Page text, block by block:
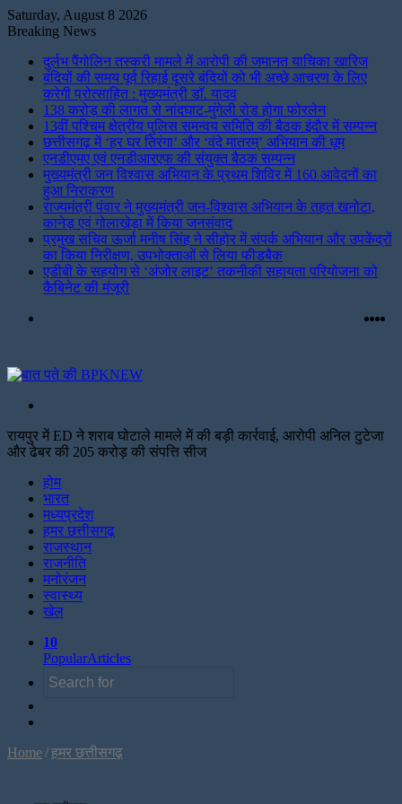
Saturday, August 8 2026
Breaking News
दुर्लभ पैंगोलिन तस्करी मामले में आरोपी की जमानत याचिका खारिज
बंदियों की समय पूर्व रिहाई दूसरे बंदियों को भी अच्छे आचरण के लिए
करेगी प्रोत्साहित : मुख्यमंत्री डॉ. यादव
138 करोड़ की लागत से नांदघाट-मुंगेली रोड होगा फोरलेन
13वीं पश्चिम क्षेत्रीय पुलिस समन्वय समिति की बैठक इंदौर में सम्पन्न
छत्तीसगढ़ में ‘हर घर तिरंगा’ और ‘वंदे मातरम्’ अभियान की धूम
एनडीएमए एवं एनडीआरएफ की संयुक्त बैठक सम्पन्न
मुख्यमंत्री जन विश्वास अभियान के प्रथम शिविर में 160 आवेदनों का
हुआ निराकरण
राज्यमंत्री पंवार ने मुख्यमंत्री जन-विश्वास अभियान के तहत खनोटा,
कानेड़ एवं गोलाखेड़ा में किया जनसंवाद
प्रमुख सचिव ऊर्जा मनीष सिंह ने सीहोर में संपर्क अभियान और उपकेंद्रों
का किया निरीक्षण, उपभोक्ताओं से लिया फीडबैक
एडीबी के सहयोग से ‘अंजोर लाइट’ तकनीकी सहायता परियोजना को
कैबिनेट की मंजूरी
रायपुर में ED ने शराब घोटाले मामले में की बड़ी कार्रवाई, आरोपी अनिल टुटेजा
और ढेबर की 205 करोड़ की संपत्ति सीज
होम
भारत
मध्यप्रदेश
हमर छत्तीसगढ़
राजस्थान
राजनीति
मनोरंजन
स्वास्थ्य
खेल
10
PopularArticles
Home/हमर छत्तीसगढ़